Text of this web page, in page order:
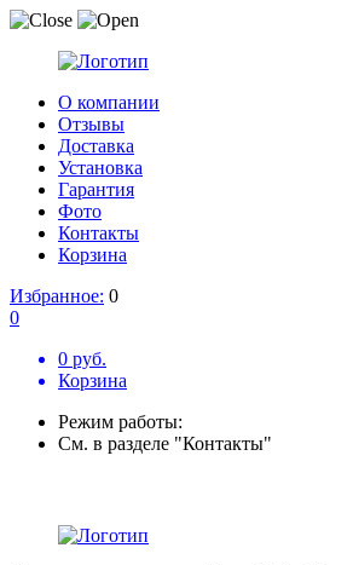
О компании
Отзывы
Доставка
Установка
Гарантия
Фото
Контакты
Корзина
Избранное: 0
0
0 руб.
Корзина
Режим работы:
См. в разделе "Контакты"